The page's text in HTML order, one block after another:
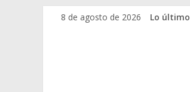
Saltar8 de agosto de 2026 Lo último